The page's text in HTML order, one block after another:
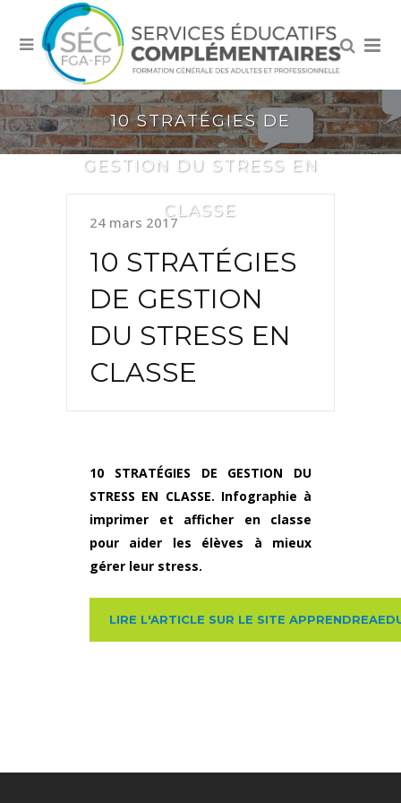
10 STRATÉGIES DE
GESTION DU STRESS EN
CLASSE
24 mars 2017
10 STRATÉGIES
DE GESTION
DU STRESS EN
CLASSE
10 STRATÉGIES DE GESTION DU
STRESS EN CLASSE. Infographie à
imprimer et afficher en classe
pour aider les élèves à mieux
gérer leur stress.
LIRE L'ARTICLE SUR LE SITE